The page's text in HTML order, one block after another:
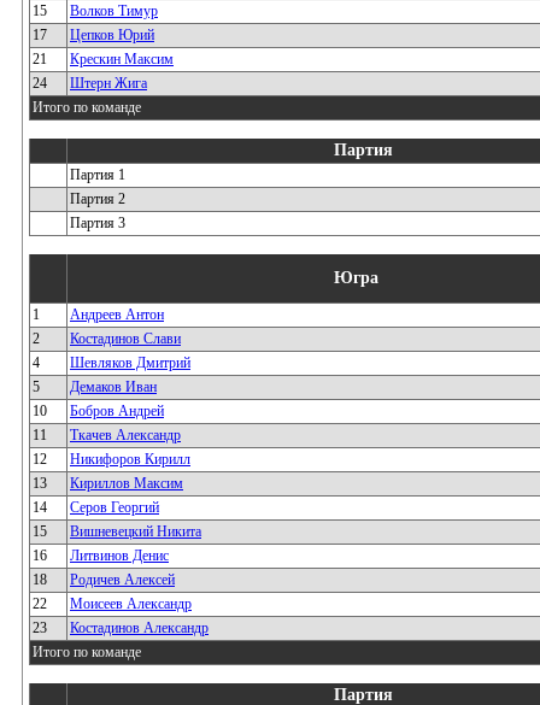
15
Волков Тимур
17
Цепков Юрий
21
Крескин Максим
24
Штерн Жига
Итого по команде
Партия
Партия 1
Партия 2
Партия 3
Югра
1
Андреев Антон
2
Костадинов Слави
4
Шевляков Дмитрий
5
Демаков Иван
10
Бобров Андрей
11
Ткачев Александр
12
Никифоров Кирилл
13
Кириллов Максим
14
Серов Георгий
15
Вишневецкий Никита
16
Литвинов Денис
18
Родичев Алексей
22
Моисеев Александр
23
Костадинов Александр
Итого по команде
Партия